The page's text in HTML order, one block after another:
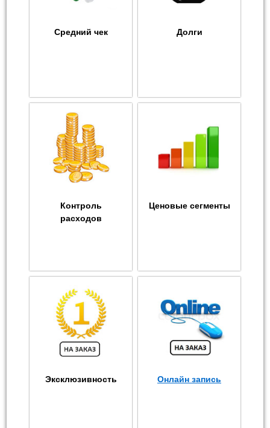
Средний чек Долги
Контроль
расходов
Ценовые сегменты
Эксклюзивность Онлайн запись